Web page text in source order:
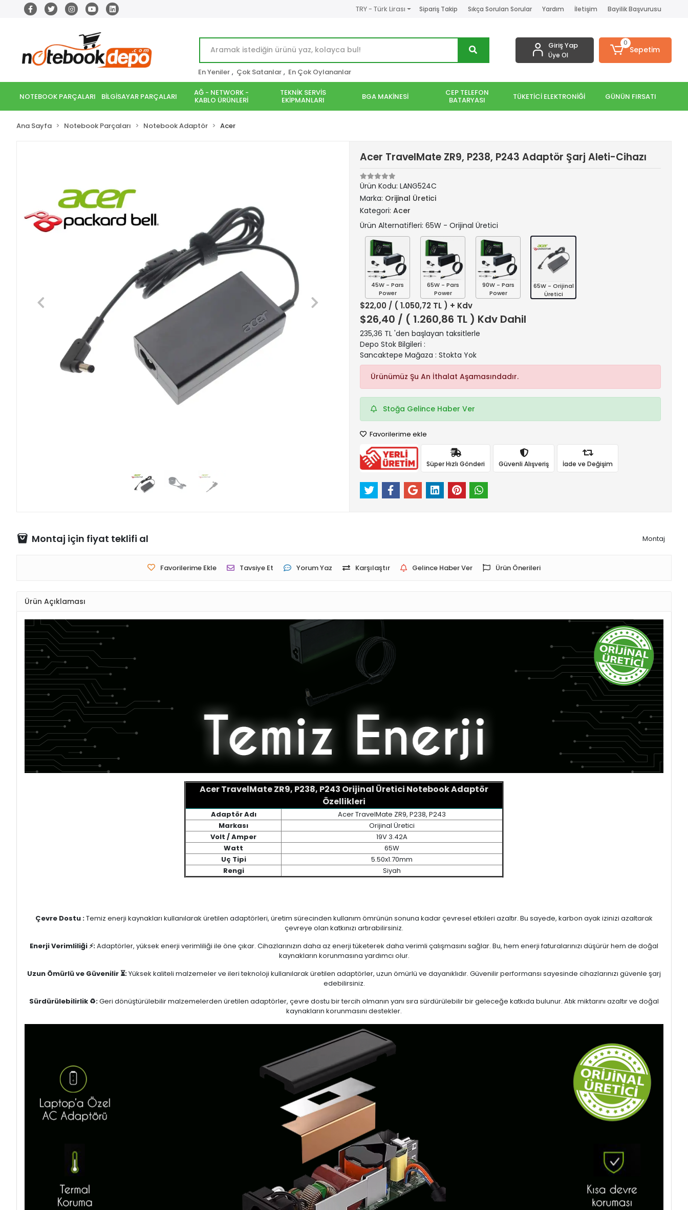
TRY - Türk Lirası Sipariş Takip Sıkça Sorulan Sorular Yardım İletişim Bayilik Başvurusu
En Yeniler , Çok Satanlar , En Çok Oylananlar
Giriş Yap
Üye Ol
0
Sepetim
NOTEBOOK PARÇALARI BİLGİSAYAR PARÇALARI AĞ - NETWORK -
KABLO ÜRÜNLERİ
TEKNİK SERVİS
EKİPMANLARI BGA MAKİNESİ CEP TELEFON
BATARYASI TÜKETİCİ ELEKTRONİĞİ GÜNÜN FIRSATI
Ana Sayfa Notebook Parçaları Notebook Adaptör Acer
Acer TravelMate ZR9, P238, P243 Adaptör Şarj Aleti-Cihazı
Ürün Kodu: LANG524C
Marka: Orijinal Üretici
Kategori: Acer
Ürün Alternatifleri: 65W - Orijinal Üretici
45W - Pars
Power
65W - Pars
Power
90W - Pars
Power
65W - Orijinal
Üretici
$22,00 / ( 1.050,72 TL ) + Kdv
$26,40 / ( 1.260,86 TL ) Kdv Dahil
235,36 TL 'den başlayan taksitlerle
Depo Stok Bilgileri :
Sancaktepe Mağaza : Stokta Yok
Ürünümüz Şu An İthalat Aşamasındadır.
Stoğa Gelince Haber Ver
Favorilerime ekle
Süper Hızlı Gönderi Güvenli Alışveriş İade ve Değişim
Montaj için fiyat teklifi al Montaj
Favorilerime Ekle Tavsiye Et Yorum Yaz Karşılaştır Gelince Haber Ver Ürün Önerileri
Ürün Açıklaması
Acer TravelMate ZR9, P238, P243 Orijinal Üretici Notebook Adaptör
Özellikleri
Adaptör Adı
Acer TravelMate ZR9, P238, P243
Markası
Orijinal Üretici
Volt / Amper
19V 3.42A
Watt
65W
Uç Tipi
5.50x1.70mm
Rengi
Siyah
Çevre Dostu :Temiz enerji kaynakları kullanılarak üretilen adaptörleri, üretim sürecinden kullanım ömrünün sonuna kadar çevresel etkileri azaltır. Bu sayede, karbon ayak izinizi azaltarak
çevreye olan katkınızı artırabilirsiniz.
Enerji Verimliliği ⚡:Adaptörler, yüksek enerji verimliliği ile öne çıkar. Cihazlarınızın daha az enerji tüketerek daha verimli çalışmasını sağlar. Bu, hem enerji faturalarınızı düşürür hem de doğal
kaynakların korunmasına yardımcı olur.
Uzun Ömürlü ve Güvenilir ⏳:Yüksek kaliteli malzemeler ve ileri teknoloji kullanılarak üretilen adaptörler, uzun ömürlü ve dayanıklıdır. Güvenilir performansı sayesinde cihazlarınızı güvenle şarj
edebilirsiniz.
Sürdürülebilirlik ♻️:Geri dönüştürülebilir malzemelerden üretilen adaptörler, çevre dostu bir tercih olmanın yanı sıra sürdürülebilir bir geleceğe katkıda bulunur. Atık miktarını azaltır ve doğal
kaynakların korunmasını destekler.